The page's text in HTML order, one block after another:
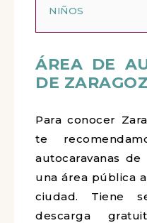
NIÑOS
ÁREA DE
DE
Para conocer
te
autocaravanas
una área pública
ciudad. Tiene
descarga